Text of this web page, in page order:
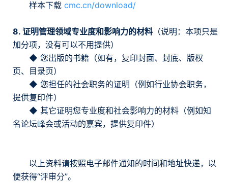
样本下载 cmc.cn/download/
8. 证明管理领域专业度和影响力的材料 （说明：本项只是
加分项，没有可以不用提供）
◆ 您出版的书籍（如有，复印封面、封底、版权
页、目录页）
◆ 您担任的社会职务的证明（例如行业协会职务，
提供复印件）
◆ 其它证明您专业度和社会影响力的材料（例如知
名论坛峰会或活动的嘉宾，提供复印件）
以上资料请按照电子邮件通知的时间和地址快递，以
便获得“评审分”。